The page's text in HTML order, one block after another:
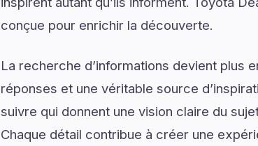
conçue pour enrichir la découverte.
La recherche d’informations devient plus
réponses et une véritable source
suivre qui donnent une vision claire du
Chaque détail contribue à créer une